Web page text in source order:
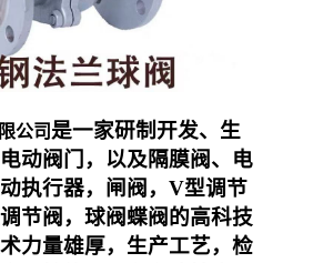
公司 是一家研制开发、生
动阀门，以及隔膜阀、电
执行器，闸阀，V型调节
节阀，球阀蝶阀的高科技
力量雄厚，生产工艺，检